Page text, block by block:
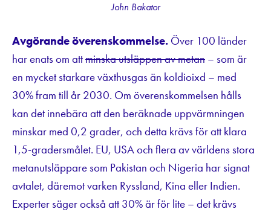
John Bakator
Avgörande överenskommelse. Över 100 länder
har enats om attminska utsläppen av metan – som är
en mycket starkare växthusgas än koldioixd – med
30% fram till år 2030. Om överenskommelsen hålls
kan det innebära att den beräknade uppvärmningen
minskar med 0,2 grader, och detta krävs för att klara
1,5-gradersmålet. EU, USA och flera av världens stora
metanutsläppare som Pakistan och Nigeria har signat
avtalet, däremot varken Ryssland, Kina eller Indien.
Experter säger också att 30% är för lite – det krävs